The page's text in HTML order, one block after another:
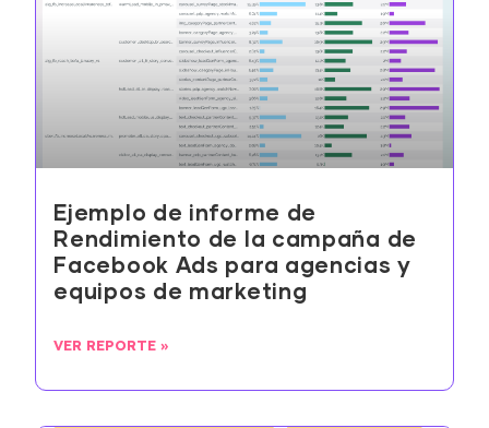
Ejemplo de informe de
Rendimiento de la campaña de
Facebook Ads para agencias y
equipos de marketing
VER REPORTE »